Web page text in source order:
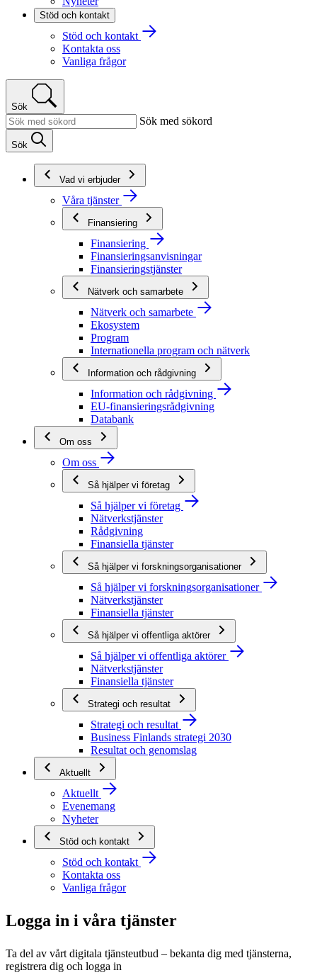
Stöd och kontakt
Stöd och kontakt
Kontakta oss
Vanliga frågor
Sök
Sök med sökord
Sök
Vad vi erbjuder
Våra tjänster
Finansiering
Finansiering
Finansieringsanvisningar
Finansieringstjänster
Nätverk och samarbete
Nätverk och samarbete
Ekosystem
Program
Internationella program och nätverk
Information och rådgivning
Information och rådgivning
EU-finansieringsrådgivning
Databank
Om oss
Om oss
Så hjälper vi företag
Så hjälper vi företag
Nätverkstjänster
Rådgivning
Finansiella tjänster
Så hjälper vi forskningsorganisationer
Så hjälper vi forskningsorganisationer
Nätverkstjänster
Finansiella tjänster
Så hjälper vi offentliga aktörer
Så hjälper vi offentliga aktörer
Nätverkstjänster
Finansiella tjänster
Strategi och resultat
Strategi och resultat
Business Finlands strategi 2030
Resultat och genomslag
Aktuellt
Aktuellt
Evenemang
Nyheter
Stöd och kontakt
Stöd och kontakt
Kontakta oss
Vanliga frågor
Logga in i våra tjänster
Ta del av vårt digitala tjänsteutbud – bekanta dig med tjänsterna,
registrera dig och logga in